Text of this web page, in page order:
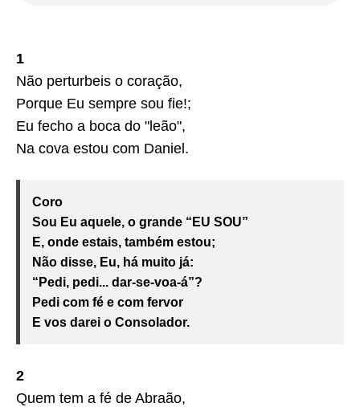
1
Não perturbeis o coração,
Porque Eu sempre sou fie!;
Eu fecho a boca do "leão",
Na cova estou com Daniel.
Coro
Sou Eu aquele, o grande “EU SOU”
E, onde estais, também estou;
Não disse, Eu, há muito já:
“Pedi, pedi... dar-se-voa-á”?
Pedi com fé e com fervor
E vos darei o Consolador.
2
Quem tem a fé de Abraão,